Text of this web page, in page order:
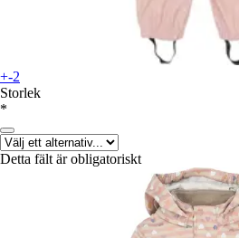
+-2
Storlek
*
Detta fält är obligatoriskt